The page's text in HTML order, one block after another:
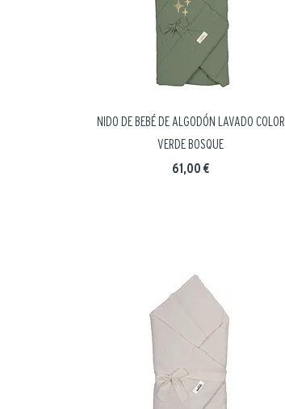
NIDO DE BEBÉ DE ALGODÓN LAVADO COLOR
VERDE BOSQUE
Precio
61,00 €